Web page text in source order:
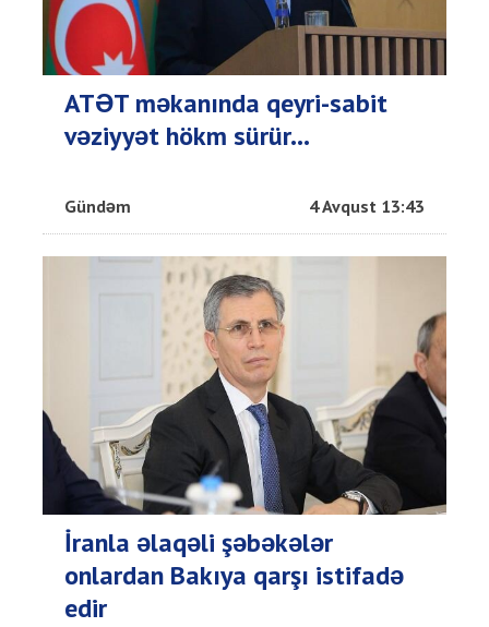
ATƏT məkanında qeyri-sabit
vəziyyət hökm sürür...
Gündəm 4 Avqust 13:43
İranla əlaqəli şəbəkələr
onlardan Bakıya qarşı istifadə
edir